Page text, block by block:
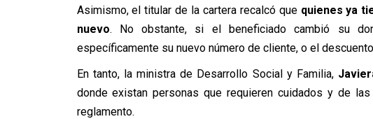
Asimismo, el titular de la cartera recalcó que quienes ya
nuevo. No obstante, si el beneficiado cambió su
específicamente su nuevo número de cliente, o el
En tanto, la ministra de Desarrollo Social y Familia,
donde existan personas que requieren cuidados y de
reglamento.